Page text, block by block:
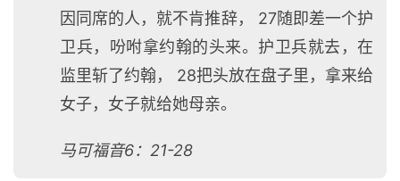
因同席的人，就不肯推辞， 27随即差一个护
卫兵，吩咐拿约翰的头来。护卫兵就去，在
监里斩了约翰， 28把头放在盘子里，拿来给
女子，女子就给她母亲。
马可福音6：21-28